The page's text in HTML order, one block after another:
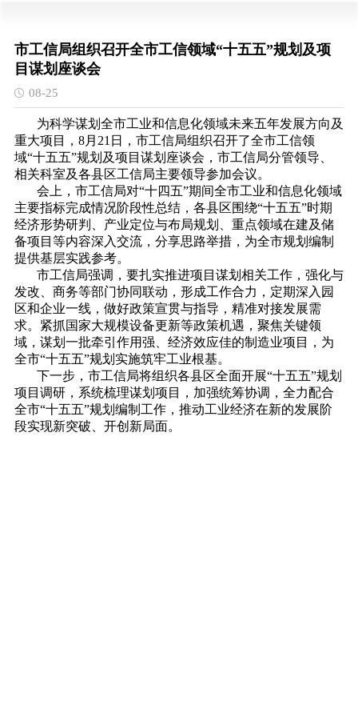
市工信局组织召开全市工信领域“十五五”规划及项
目谋划座谈会
08-25
为科学谋划全市工业和信息化领域未来五年发展方向及
重大项目，8月21日，市工信局组织召开了全市工信领
域“十五五”规划及项目谋划座谈会，市工信局分管领导、
相关科室及各县区工信局主要领导参加会议。
会上，市工信局对“十四五”期间全市工业和信息化领域
主要指标完成情况阶段性总结，各县区围绕“十五五”时期
经济形势研判、产业定位与布局规划、重点领域在建及储
备项目等内容深入交流，分享思路举措，为全市规划编制
提供基层实践参考。
市工信局强调，要扎实推进项目谋划相关工作，强化与
发改、商务等部门协同联动，形成工作合力，定期深入园
区和企业一线，做好政策宣贯与指导，精准对接发展需
求。紧抓国家大规模设备更新等政策机遇，聚焦关键领
域，谋划一批牵引作用强、经济效应佳的制造业项目，为
全市“十五五”规划实施筑牢工业根基。
下一步，市工信局将组织各县区全面开展“十五五”规划
项目调研，系统梳理谋划项目，加强统筹协调，全力配合
全市“十五五”规划编制工作，推动工业经济在新的发展阶
段实现新突破、开创新局面。